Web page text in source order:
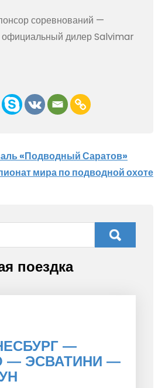
соревнований —
официальный дилер Salvimar
«Подводный Саратов»
мира по подводной охоте
поездка
—
— ЭСВАТИНИ —